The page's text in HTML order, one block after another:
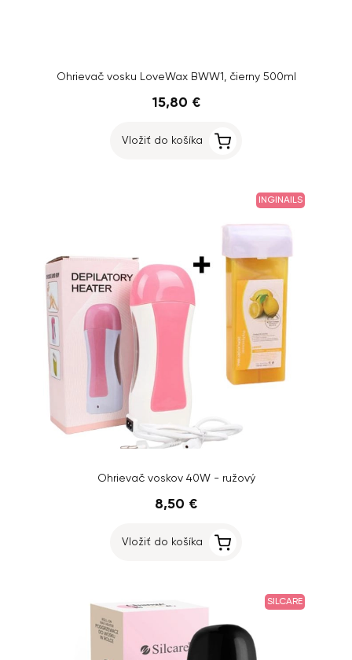
Ohrievač vosku LoveWax BWW1, čierny 500ml
15,80 €
Vložiť do košíka
INGINAILS
Ohrievač voskov 40W - ružový
8,50 €
Vložiť do košíka
SILCARE